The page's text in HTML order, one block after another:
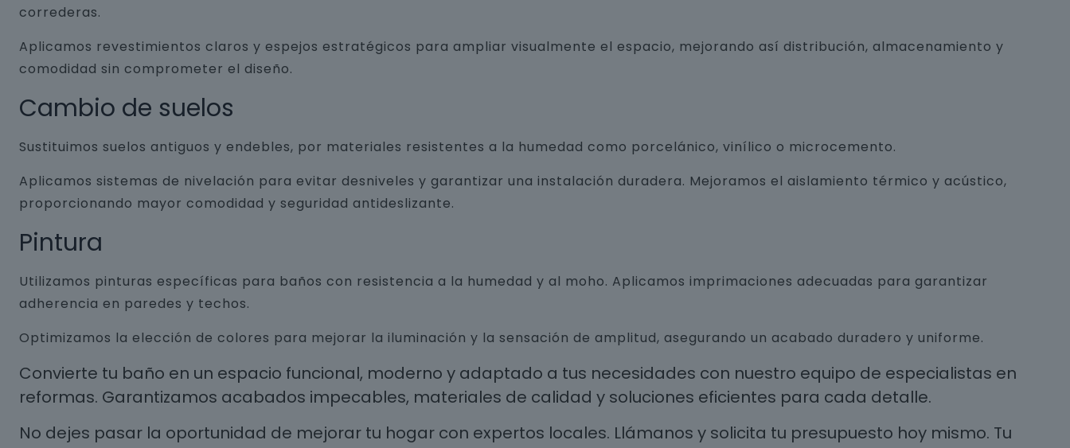
correderas.
Aplicamos revestimientos claros y espejos estratégicos para ampliar visualmente el espacio, mejorando así distribución, almacenamiento y
comodidad sin comprometer el diseño.
Cambio de suelos
Sustituimos suelos antiguos y endebles, por materiales resistentes a la humedad como porcelánico, vinílico o microcemento.
Aplicamos sistemas de nivelación para evitar desniveles y garantizar una instalación duradera. Mejoramos el aislamiento térmico y acústico,
proporcionando mayor comodidad y seguridad antideslizante.
Pintura
Utilizamos pinturas específicas para baños con resistencia a la humedad y al moho. Aplicamos imprimaciones adecuadas para garantizar
adherencia en paredes y techos.
Optimizamos la elección de colores para mejorar la iluminación y la sensación de amplitud, asegurando un acabado duradero y uniforme.
Convierte tu baño en un espacio funcional, moderno y adaptado a tus necesidades con nuestro equipo de especialistas en
reformas. Garantizamos acabados impecables, materiales de calidad y soluciones eficientes para cada detalle.
No dejes pasar la oportunidad de mejorar tu hogar con expertos locales. Llámanos y solicita tu presupuesto hoy mismo. Tu